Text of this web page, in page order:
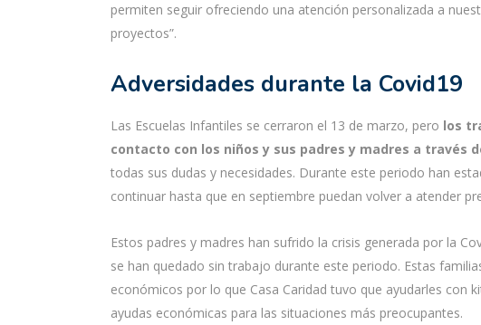
permiten seguir ofreciendo una atención personalizada a
proyectos”.
Adversidades durante la Covid19
Las Escuelas Infantiles se cerraron el 13 de marzo, pero los
contacto con los niños y sus padres y madres a través
todas sus dudas y necesidades. Durante este periodo han
continuar hasta que en septiembre puedan volver a atender
Estos padres y madres han sufrido la crisis generada por la
se han quedado sin trabajo durante este periodo. Estas
económicos por lo que Casa Caridad tuvo que ayudarles con
ayudas económicas para las situaciones más preocupantes.